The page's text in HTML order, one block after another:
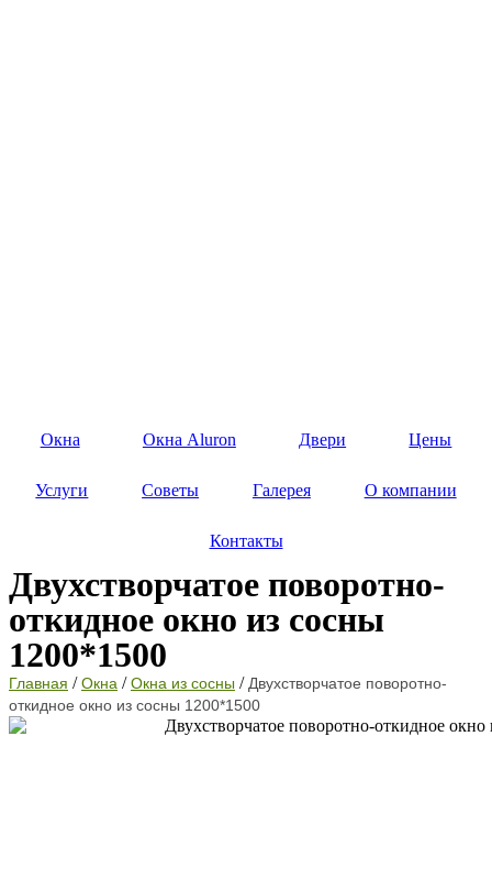
Окна Окна Aluron Двери Цены
Услуги Советы Галерея О компании
Контакты
Двухстворчатое поворотно-
откидное окно из сосны
1200*1500
Главная / Окна / Окна из сосны /Двухстворчатое поворотно-
откидное окно из сосны 1200*1500